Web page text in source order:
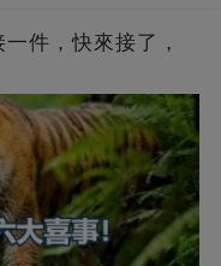
件，快來接了，